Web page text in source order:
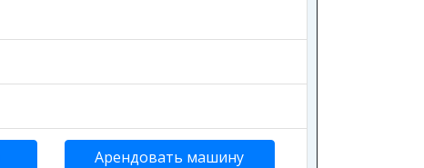
Арендовать машину